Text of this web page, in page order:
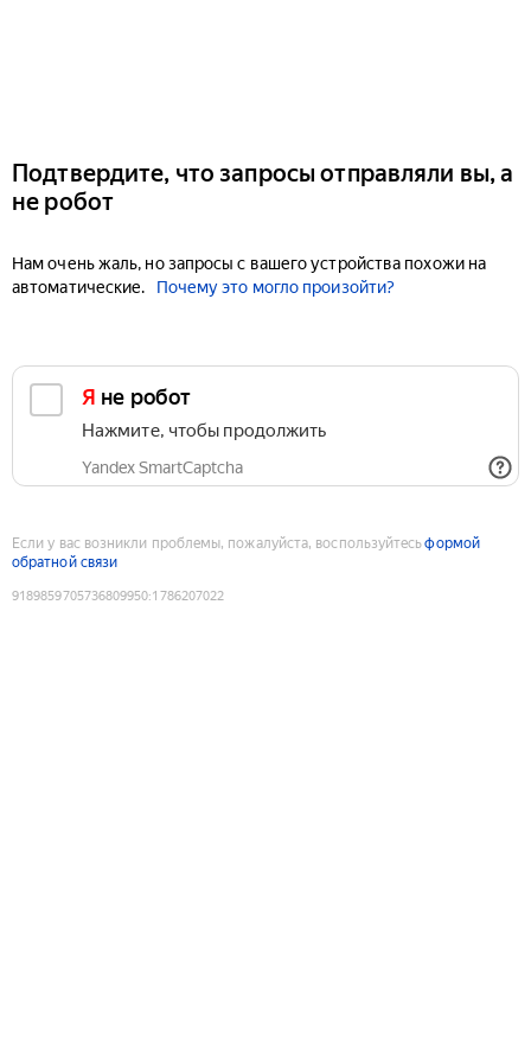
Подтвердите, что запросы отправляли вы, а
не робот
Нам очень жаль, но запросы с вашего устройства похожи на
автоматические.
Почему это могло произойти?
Я не робот
Нажмите, чтобы продолжить
Yandex SmartCaptcha
Если у вас возникли проблемы, пожалуйста, воспользуйтесьформой
обратной связи
9189859705736809950:1786207022